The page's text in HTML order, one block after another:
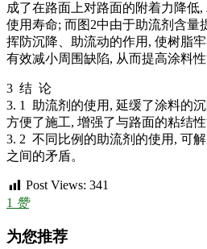
成了在路面上对路面的附着力降低
使用寿命; 而图2中由于助流剂含量
挥防沉降、助流动的作用, 使树脂
有效减小周围缺陷, 从而提高涂料性
3 结 论
3. 1 助流剂的使用, 延缓了涂料的
方便了施工, 增强了与路面的粘结性
3. 2 不同比例的助流剂的使用, 可
之间的矛盾。
Post Views: 341
1 赞
为您推荐